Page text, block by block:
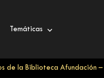
Temáticas
de la Biblioteca Afundación